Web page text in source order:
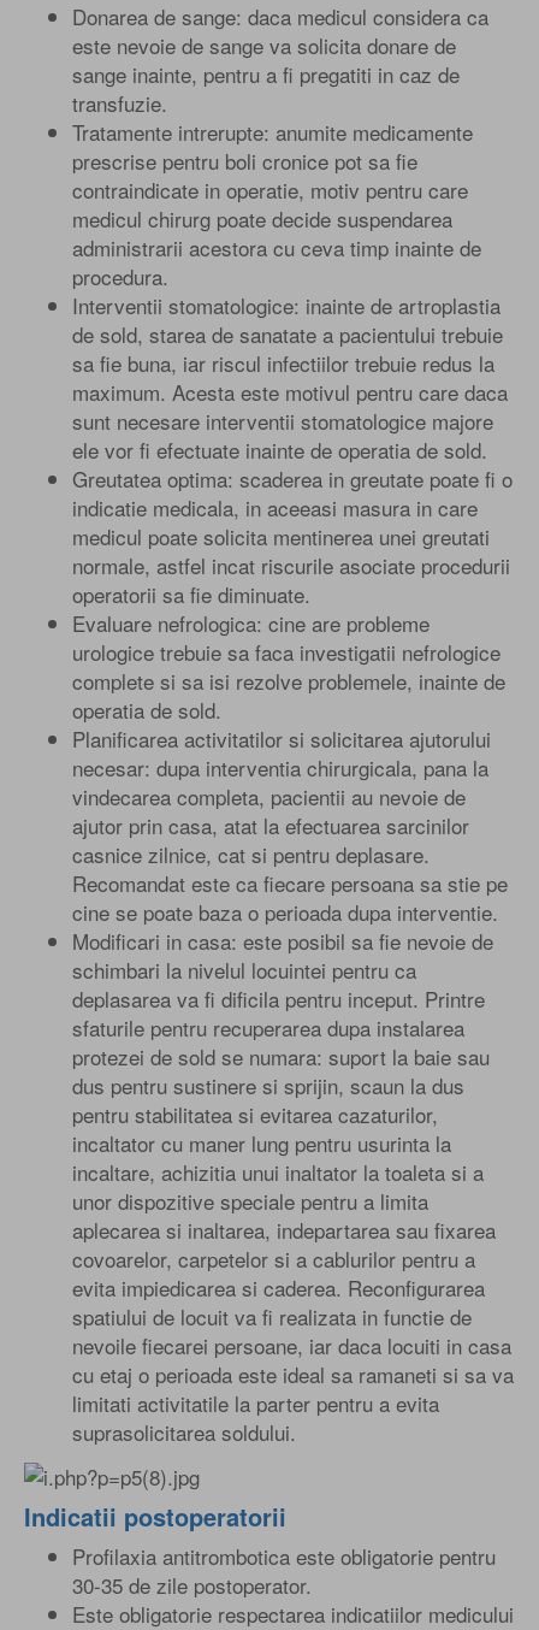
Donarea de sange: daca medicul considera ca
este nevoie de sange va solicita donare de
sange inainte, pentru a fi pregatiti in caz de
transfuzie.
Tratamente intrerupte: anumite medicamente
prescrise pentru boli cronice pot sa fie
contraindicate in operatie, motiv pentru care
medicul chirurg poate decide suspendarea
administrarii acestora cu ceva timp inainte de
procedura.
Interventii stomatologice: inainte de artroplastia
de sold, starea de sanatate a pacientului trebuie
sa fie buna, iar riscul infectiilor trebuie redus la
maximum. Acesta este motivul pentru care daca
sunt necesare interventii stomatologice majore
ele vor fi efectuate inainte de operatia de sold.
Greutatea optima: scaderea in greutate poate fi o
indicatie medicala, in aceeasi masura in care
medicul poate solicita mentinerea unei greutati
normale, astfel incat riscurile asociate procedurii
operatorii sa fie diminuate.
Evaluare nefrologica: cine are probleme
urologice trebuie sa faca investigatii nefrologice
complete si sa isi rezolve problemele, inainte de
operatia de sold.
Planificarea activitatilor si solicitarea ajutorului
necesar: dupa interventia chirurgicala, pana la
vindecarea completa, pacientii au nevoie de
ajutor prin casa, atat la efectuarea sarcinilor
casnice zilnice, cat si pentru deplasare.
Recomandat este ca fiecare persoana sa stie pe
cine se poate baza o perioada dupa interventie.
Modificari in casa: este posibil sa fie nevoie de
schimbari la nivelul locuintei pentru ca
deplasarea va fi dificila pentru inceput. Printre
sfaturile pentru recuperarea dupa instalarea
protezei de sold se numara: suport la baie sau
dus pentru sustinere si sprijin, scaun la dus
pentru stabilitatea si evitarea cazaturilor,
incaltator cu maner lung pentru usurinta la
incaltare, achizitia unui inaltator la toaleta si a
unor dispozitive speciale pentru a limita
aplecarea si inaltarea, indepartarea sau fixarea
covoarelor, carpetelor si a cablurilor pentru a
evita impiedicarea si caderea. Reconfigurarea
spatiului de locuit va fi realizata in functie de
nevoile fiecarei persoane, iar daca locuiti in casa
cu etaj o perioada este ideal sa ramaneti si sa va
limitati activitatile la parter pentru a evita
suprasolicitarea soldului.
Indicatii postoperatorii
Profilaxia antitrombotica este obligatorie pentru
30-35 de zile postoperator.
Este obligatorie respectarea indicatiilor medicului